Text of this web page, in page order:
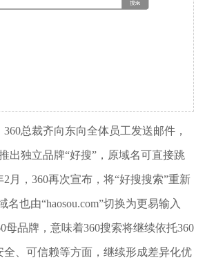
360总裁齐向东向全体员工发送邮件，
出独立品牌“好搜”，原域名可直接跳
2月，360再次宣布，将“好搜搜索”重新
名也由“haosou.com”切换为更易输入
母品牌，意味着360搜索将继续依托360
全、可信赖等方面，继续形成差异化优